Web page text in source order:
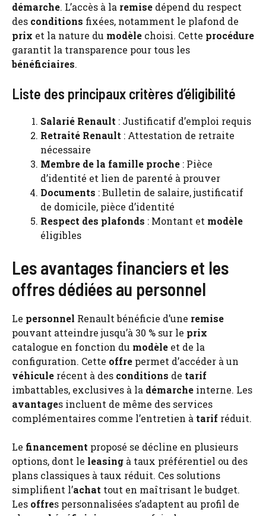
démarche. L’accès à la remise dépend du respect
des conditions fixées, notamment le plafond de
prix et la nature du modèle choisi. Cette procédure
garantit la transparence pour tous les
bénéficiaires.
Liste des principaux critères d’éligibilité
Salarié Renault : Justificatif d’emploi requis
Retraité Renault : Attestation de retraite
nécessaire
Membre de la famille proche : Pièce
d’identité et lien de parenté à prouver
Documents : Bulletin de salaire, justificatif
de domicile, pièce d’identité
Respect des plafonds : Montant et modèle
éligibles
Les avantages financiers et les
offres dédiées au personnel
Le personnel Renault bénéficie d’une remise
pouvant atteindre jusqu’à 30 % sur le prix
catalogue en fonction du modèle et de la
configuration. Cette offre permet d’accéder à un
véhicule récent à des conditions de tarif
imbattables, exclusives à la démarche interne. Les
avantages incluent de même des services
complémentaires comme l’entretien à tarif réduit.
Le financement proposé se décline en plusieurs
options, dont le leasing à taux préférentiel ou des
plans classiques à taux réduit. Ces solutions
simplifient l’achat tout en maîtrisant le budget.
Les offres personnalisées s’adaptent au profil de